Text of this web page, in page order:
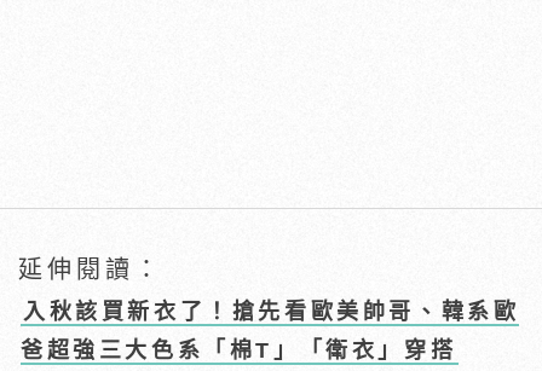
延伸閱讀：
入秋該買新衣了！搶先看歐美帥哥、韓系歐
爸超強三大色系「棉T」「衛衣」穿搭